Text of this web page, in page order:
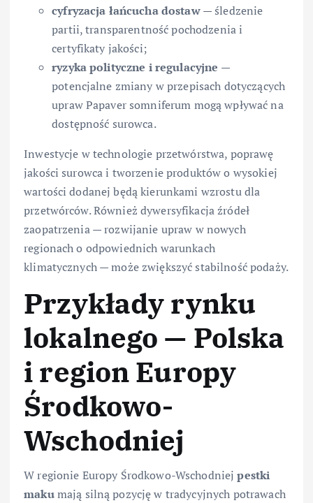
cyfryzacja łańcucha dostaw— śledzenie
partii, transparentność pochodzenia i
certyfikaty jakości;
ryzyka polityczne i regulacyjne —
potencjalne zmiany w przepisach dotyczących
upraw Papaver somniferum mogą wpływać na
dostępność surowca.
Inwestycje w technologie przetwórstwa, poprawę
jakości surowca i tworzenie produktów o wysokiej
wartości dodanej będą kierunkami wzrostu dla
przetwórców. Również dywersyfikacja źródeł
zaopatrzenia — rozwijanie upraw w nowych
regionach o odpowiednich warunkach
klimatycznych — może zwiększyć stabilność podaży.
Przykłady rynku
lokalnego — Polska
i region Europy
Środkowo-
Wschodniej
W regionie Europy Środkowo-Wschodniejpestki
makumają silną pozycję w tradycyjnych potrawach